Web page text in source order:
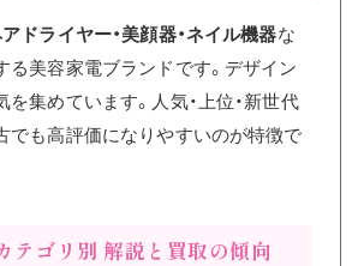
ドライヤー・美顔器・ネイル機器な
る美容家電ブランドです。デザイン
集めています。人気・上位・新世代
でも高評価になりやすいのが特徴で
テゴリ別 解説と買取の傾向